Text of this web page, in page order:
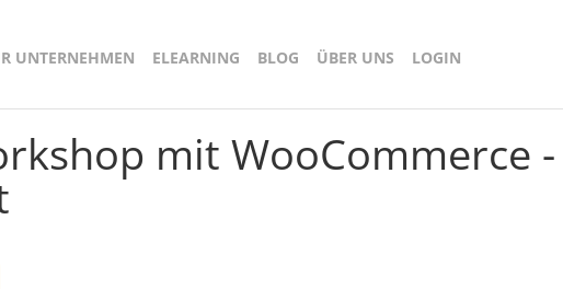
UNTERNEHMEN ELEARNING BLOG ÜBER UNS LOGIN
mit WooCommerce